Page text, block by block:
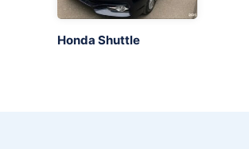
Honda Shuttle